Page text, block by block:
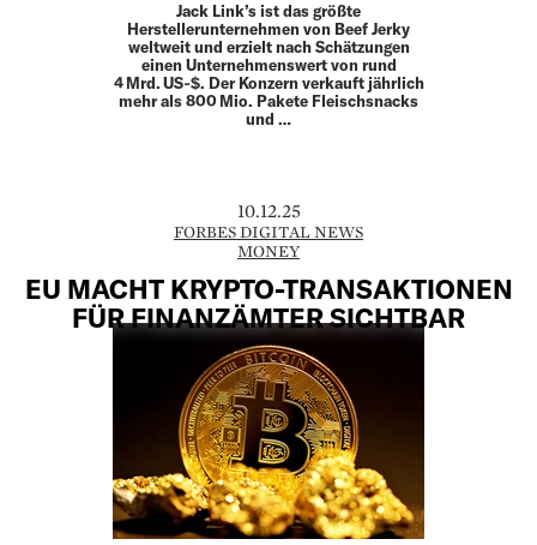
Jack Link’s ist das größte
Herstellerunternehmen von Beef Jerky
weltweit und erzielt nach Schätzungen
einen Unternehmenswert von rund
4 Mrd. US‑$. Der Konzern verkauft jährlich
mehr als 800 Mio. Pakete Fleischsnacks
und …
10.12.25
FORBES DIGITAL NEWS
MONEY
EU MACHT KRYPTO-TRANSAKTIONEN
FÜR FINANZÄMTER SICHTBAR